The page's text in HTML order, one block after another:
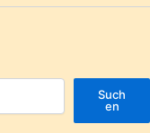
Such
en